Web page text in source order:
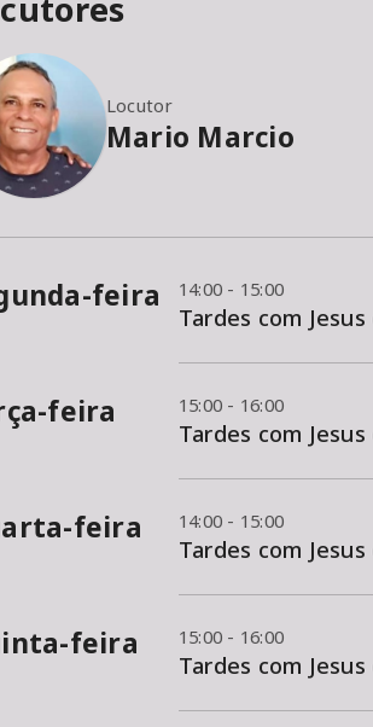
Locutor
Mario Marcio
feira 14:00 - 15:00
Tardes com
feira 15:00 - 16:00
Tardes com
feira 14:00 - 15:00
Tardes com
feira 15:00 - 16:00
Tardes com